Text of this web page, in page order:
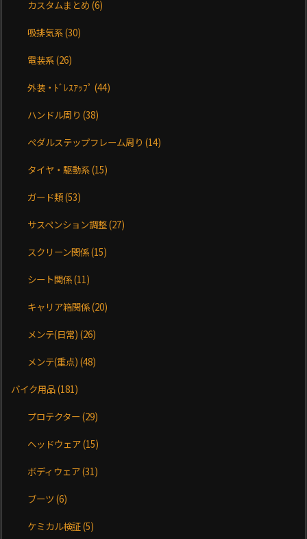
カスタムまとめ(6)
吸排気系(30)
電装系(26)
外装・ﾄﾞﾚｽｱｯﾌﾟ(44)
ハンドル周り(38)
ペダルステップフレーム周り(14)
タイヤ・駆動系(15)
ガード類(53)
サスペンション調整(27)
スクリーン関係(15)
シート関係(11)
キャリア箱関係(20)
メンテ(日常)(26)
メンテ(重点)(48)
バイク用品(181)
プロテクター(29)
ヘッドウェア(15)
ボディウェア(31)
ブーツ(6)
ケミカル検証(5)